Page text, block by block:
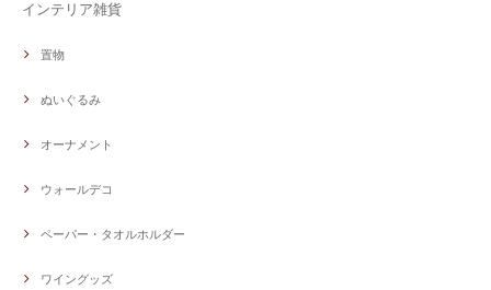
インテリア雑貨
置物
ぬいぐるみ
オーナメント
ウォールデコ
ペーパー・タオルホルダー
ワイングッズ